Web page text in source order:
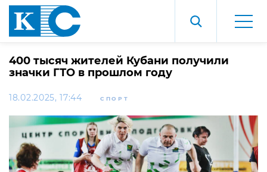
400 тысяч жителей Кубани получили
значки ГТО в прошлом году
18.02.2025, 17:44 СПОРТ